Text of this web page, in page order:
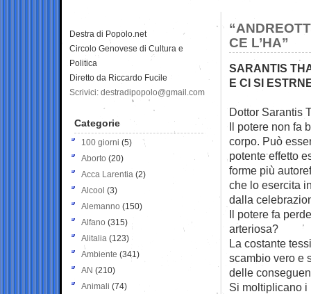
CE L’HA”
SARANTIS
E CI SI
Dottor Sarantis
Il potere non fa
corpo. Può
potente effetto
forme più
che lo esercita
dalla
Il potere fa
arteriosa?
La costante
scambio vero e
delle
Si moltiplicano i
Destra di Popolo.net
Circolo Genovese di Cultura e
Politica
Diretto da Riccardo Fucile
Scrivici: destradipopolo@gmail.com
Categorie
100 giorni (5)
Aborto (20)
Acca Larentia (2)
Alcool (3)
Alemanno (150)
Alfano (315)
Alitalia (123)
Ambiente (341)
AN (210)
Animali (74)